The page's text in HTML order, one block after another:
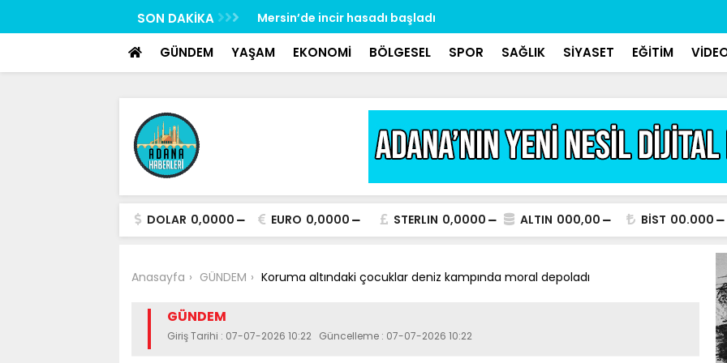
google-site-verification: google517657b2f8970707.html
SON DAKİKA
karşı mücadelenin startı verildi Mersin’de incir hasadı başladı
Dr.
aralıklarla
GÜNDEM YAŞAM EKONOMİ BÖLGESEL SPOR SAĞLIK SİYASET EĞİTİM
DOLAR 0,0000 EURO 0,0000 STERLIN 0,0000 ALTIN 000,00 BİST 00.000
Anasayfa GÜNDEM Koruma altındaki çocuklar deniz kampında moral depoladı
GÜNDEM
Giriş Tarihi : 07-07-2026 10:22 Güncelleme : 07-07-2026 10:22